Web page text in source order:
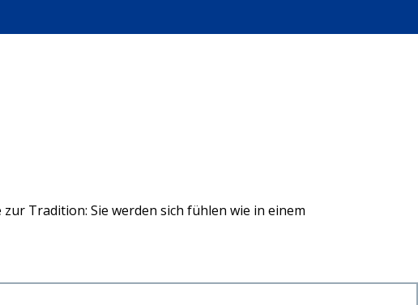
Tradition: Sie werden sich fühlen wie in einem